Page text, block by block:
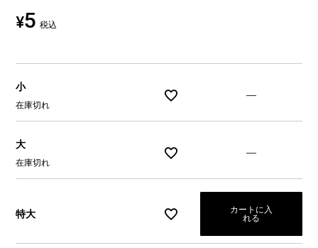
¥5 税込
小
在庫切れ
—
大
在庫切れ
—
特大
カートに入
れる